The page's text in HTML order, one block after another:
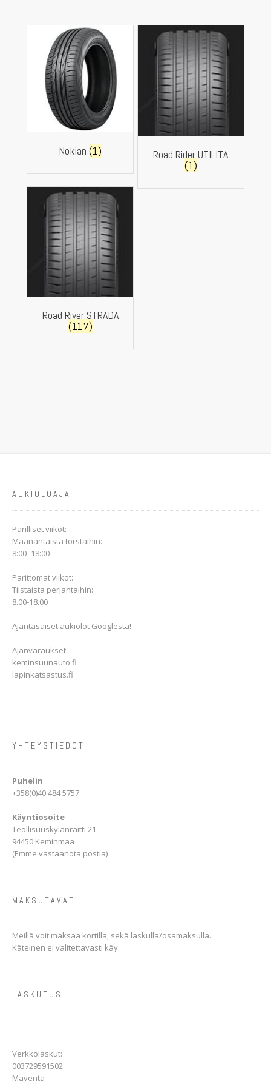
Nokian(1) Road Rider UTILITA
(1)
Road River STRADA
(117)
AUKIOLOAJAT
Parilliset viikot:
Maanantaista torstaihin:
8:00–18:00
Parittomat viikot:
Tiistaista perjantaihin:
8.00-18.00
Ajantasaiset aukiolot Googlesta!
Ajanvaraukset:
keminsuunauto.fi
lapinkatsastus.fi
YHTEYSTIEDOT
Puhelin
+358(0)40 484 5757
Käyntiosoite
Teollisuuskylänraitti 21
94450 Keminmaa
(Emme vastaanota postia)
MAKSUTAVAT
Meillä voit maksaa kortilla, sekä laskulla/osamaksulla.
Käteinen ei valitettavasti käy.
LASKUTUS
Verkkolaskut:
003729591502
Maventa